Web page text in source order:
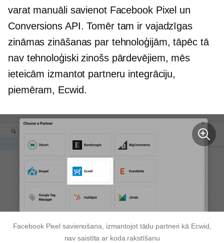
varat manuāli savienot Facebook Pixel un
Conversions API. Tomēr tam ir vajadzīgas
zināmas zināšanas par tehnoloģijām, tāpēc tā
nav tehnoloģiski zinošspārdevējiem, mēs
ieteicām izmantot partneru integrāciju,
piemēram, Ecwid.
Facebook Pixel savienošana, izmantojot tādu partneri kā Ecwid,
nav saistīta ar koda rakstīšanu